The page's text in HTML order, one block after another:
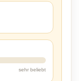
sehr beliebt